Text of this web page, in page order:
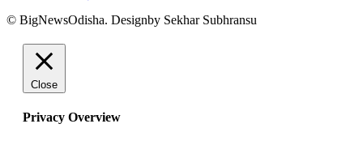
© BigNewsOdisha. Designby Sekhar Subhransu
Close
Privacy Overview